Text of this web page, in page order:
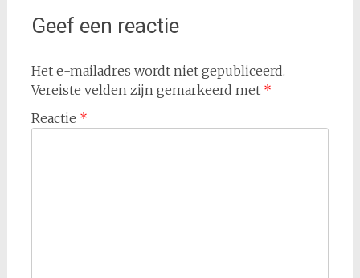
Geef een reactie
Het e-mailadres wordt niet gepubliceerd.
Vereiste velden zijn gemarkeerd met *
Reactie *